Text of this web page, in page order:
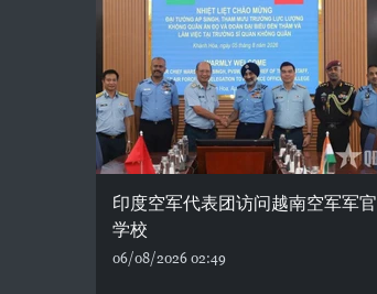
印度空军代表团访问越南空军军官
学校
06/08/2026 02:49